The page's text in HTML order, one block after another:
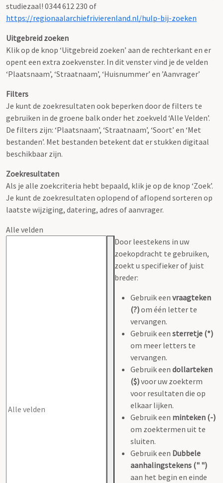
studiezaal! 0344 612 230 of
https://regionaalarchiefrivierenland.nl/hulp-bij-zoeken
Uitgebreid zoeken
Klik op de knop ‘Uitgebreid zoeken’ aan de rechterkant en er
opent een extra zoekvenster. In dit venster vind je de velden
‘Plaatsnaam’, ‘Straatnaam’, ‘Huisnummer’ en ’Aanvrager’
Filters
Je kunt de zoekresultaten ook beperken door de filters te
gebruiken in de groene balk onder het zoekveld ‘Alle Velden’.
De filters zijn: ‘Plaatsnaam’, ‘Straatnaam’, ‘Soort’ en ‘Met
bestanden’. Met bestanden betekent dat er stukken digitaal
beschikbaar zijn.
Zoekresultaten
Als je alle zoekcriteria hebt bepaald, klik je op de knop ‘Zoek’.
Je kunt de zoekresultaten oplopend of aflopend sorteren op
laatste wijziging, datering, adres of aanvrager.
Alle velden
Door leestekens in uw
zoekopdracht te gebruiken,
zoekt u specifieker of juist
breder:
Gebruik een vraagteken
(?)om één letter te
vervangen.
Gebruik een sterretje (*)
om meer letters te
vervangen.
Gebruik een dollarteken
($)voor uw zoekterm
voor resultaten die op
elkaar lijken.
Gebruik een minteken (-)
om zoektermen uit te
sluiten.
Gebruik een Dubbele
aanhalingstekens (" ")
aan het begin en einde